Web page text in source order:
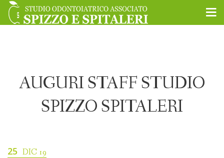
AUGURI STAFF STUDIO
SPIZZO SPITALERI
25 DIC 19